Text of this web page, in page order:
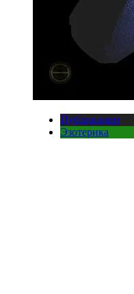
Публикации
Эзотерика